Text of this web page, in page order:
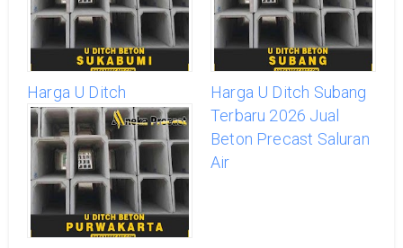
Harga U Ditch
Sukabumi Terbaru
2026 Jual Beton
Precast Saluran Air
Harga U Ditch Subang
Terbaru 2026 Jual
Beton Precast Saluran
Air